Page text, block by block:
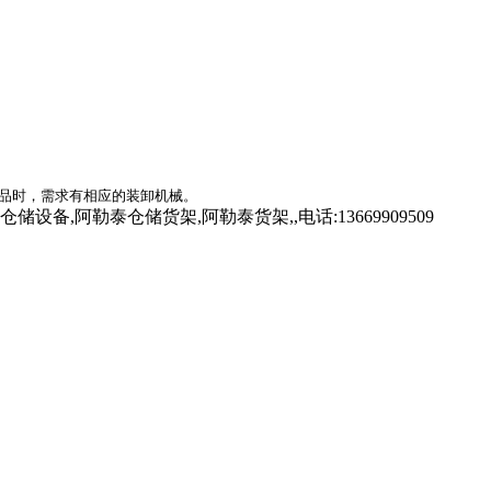
时，需求有相应的装卸机械。
设备,阿勒泰仓储货架,阿勒泰货架,,电话:13669909509